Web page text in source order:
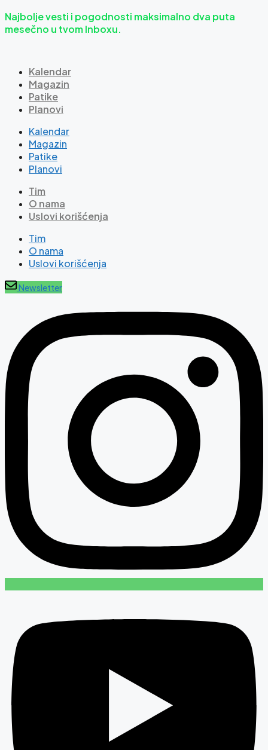
Najbolje vesti i pogodnosti maksimalno dva puta
mesečno u tvom Inboxu.
Kalendar
Magazin
Patike
Planovi
Kalendar
Magazin
Patike
Planovi
Tim
O nama
Uslovi korišćenja
Tim
O nama
Uslovi korišćenja
Newsletter